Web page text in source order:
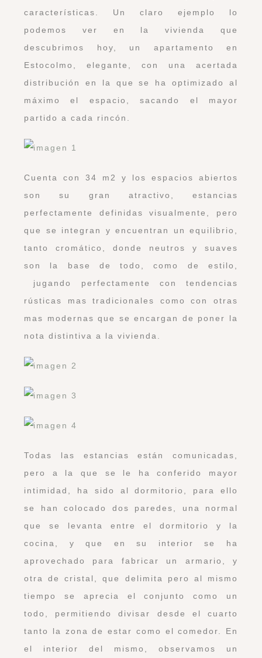
características. Un claro ejemplo lo
podemos ver en la vivienda que
descubrimos hoy, un apartamento en
Estocolmo, elegante, con una acertada
distribución en la que se ha optimizado al
máximo el espacio, sacando el mayor
partido a cada rincón.
Cuenta con 34 m2 y los espacios abiertos
son su gran atractivo, estancias
perfectamente definidas visualmente, pero
que se integran y encuentran un equilibrio,
tanto cromático, donde neutros y suaves
son la base de todo, como de estilo,
jugando perfectamente con tendencias
rústicas mas tradicionales como con otras
mas modernas que se encargan de poner la
nota distintiva a la vivienda.
Todas las estancias están comunicadas,
pero a la que se le ha conferido mayor
intimidad, ha sido al dormitorio, para ello
se han colocado dos paredes, una normal
que se levanta entre el dormitorio y la
cocina, y que en su interior se ha
aprovechado para fabricar un armario, y
otra de cristal, que delimita pero al mismo
tiempo se aprecia el conjunto como un
todo, permitiendo divisar desde el cuarto
tanto la zona de estar como el comedor. En
el interior del mismo, observamos un